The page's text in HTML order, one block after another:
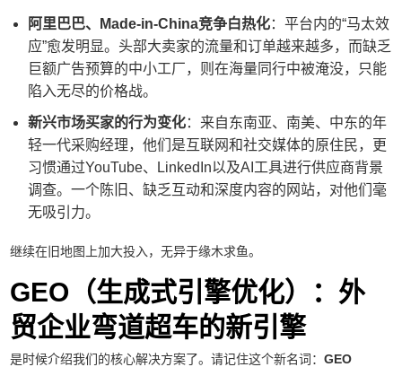
阿里巴巴、Made-in-China竞争白热化：平台内的“马太效
应”愈发明显。头部大卖家的流量和订单越来越多，而缺乏
巨额广告预算的中小工厂，则在海量同行中被淹没，只能
陷入无尽的价格战。
新兴市场买家的行为变化：来自东南亚、南美、中东的年
轻一代采购经理，他们是互联网和社交媒体的原住民，更
习惯通过YouTube、LinkedIn以及AI工具进行供应商背景
调查。一个陈旧、缺乏互动和深度内容的网站，对他们毫
无吸引力。
继续在旧地图上加大投入，无异于缘木求鱼。
GEO（生成式引擎优化）：外
贸企业弯道超车的新引擎
是时候介绍我们的核心解决方案了。请记住这个新名词：GEO